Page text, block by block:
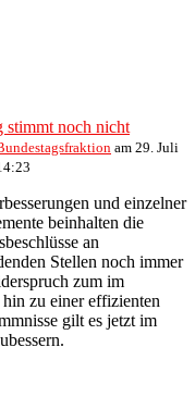
stimmt noch nicht
am 29. Juli
und einzelner
beinhalten die
an
Stellen noch immer
zum im
zu einer effizienten
gilt es jetzt im